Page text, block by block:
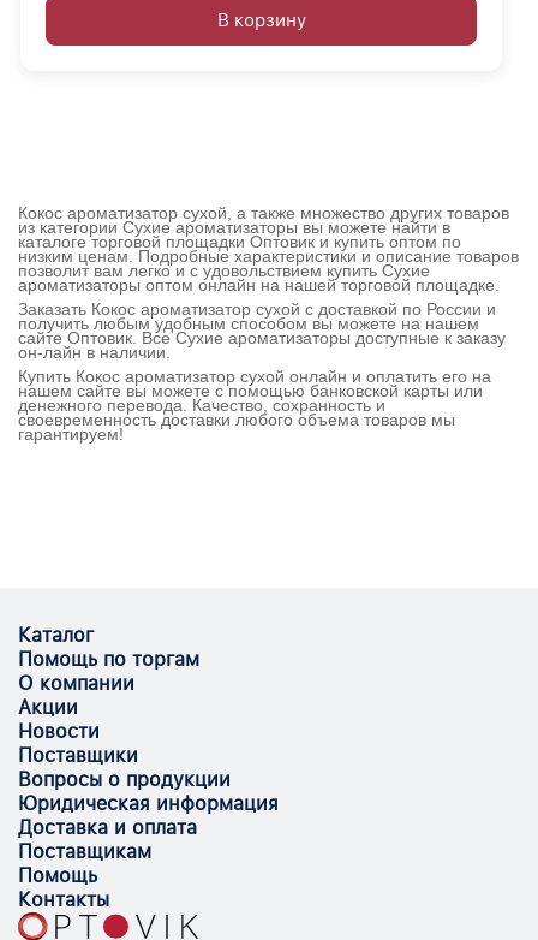
В корзину
Кокос ароматизатор сухой, а также множество других товаров
из категории Сухие ароматизаторы вы можете найти в
каталоге торговой площадки Оптовик и купить оптом по
низким ценам. Подробные характеристики и описание товаров
позволит вам легко и с удовольствием купить Сухие
ароматизаторы оптом онлайн на нашей торговой площадке.
Заказать Кокос ароматизатор сухой с доставкой по России и
получить любым удобным способом вы можете на нашем
сайте Оптовик. Все Сухие ароматизаторы доступные к заказу
он-лайн в наличии.
Купить Кокос ароматизатор сухой онлайн и оплатить его на
нашем сайте вы можете с помощью банковской карты или
денежного перевода. Качество, сохранность и
своевременность доставки любого объема товаров мы
гарантируем!
Каталог
Помощь по торгам
О компании
Акции
Новости
Поставщики
Вопросы о продукции
Юридическая информация
Доставка и оплата
Поставщикам
Помощь
Контакты